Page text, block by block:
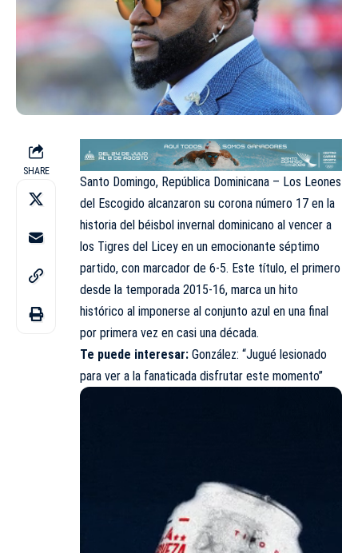
SHARE
Santo Domingo, República Dominicana – Los Leones
del Escogido alcanzaron su corona número 17 en la
historia del béisbol invernal dominicano al vencer a
los Tigres del Licey en un emocionante séptimo
partido, con marcador de 6-5. Este título, el primero
desde la temporada 2015-16, marca un hito
histórico al imponerse al conjunto azul en una final
por primera vez en casi una década.
Te puede interesar: González: “Jugué lesionado
para ver a la fanaticada disfrutar este momento”